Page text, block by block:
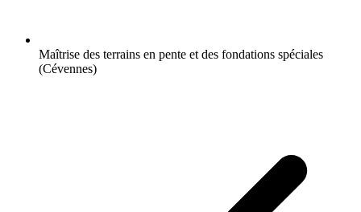
Maîtrise des terrains en pente et des fondations spéciales
(Cévennes)